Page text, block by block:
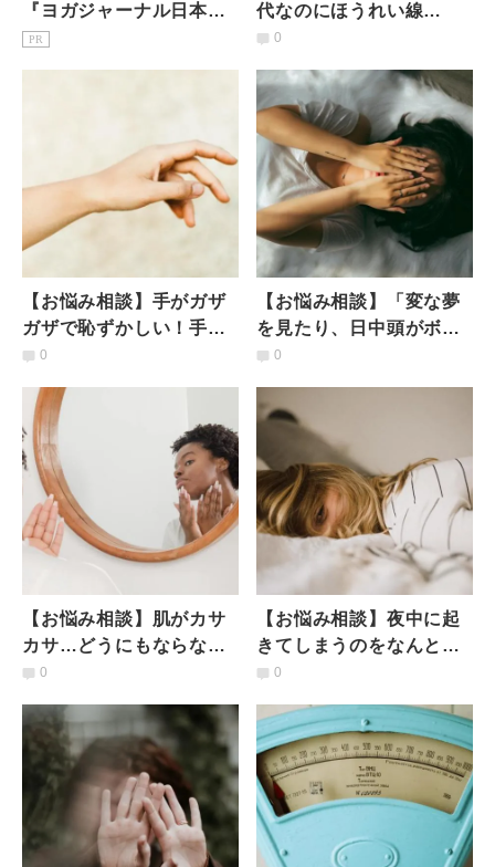
『ヨガジャーナル日本
版』予約購読のご案内
PR
代なのにほうれい線
が…」顔面診断からわか
健室
0
【お悩み相談】手がガザ
ガザで恥ずかしい！手荒
れを改善するには？ #毒
0
【お悩み相談】「変な夢
を見たり、日中頭がボー
ッとしてやる気が出な
0
【お悩み相談】肌がカサ
カサ…どうにもならな
い？ #毒出し保健室
0
【お悩み相談】夜中に起
きてしまうのをなんとか
したい #毒出し保健室
0